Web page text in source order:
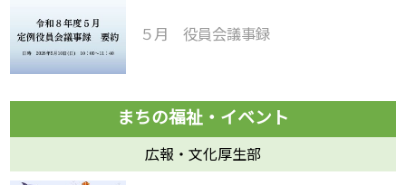
５月 役員会議事録
広報・文化厚生部